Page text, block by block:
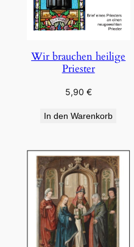
Wir brauchen heilige
Priester
5,90 €
In den Warenkorb